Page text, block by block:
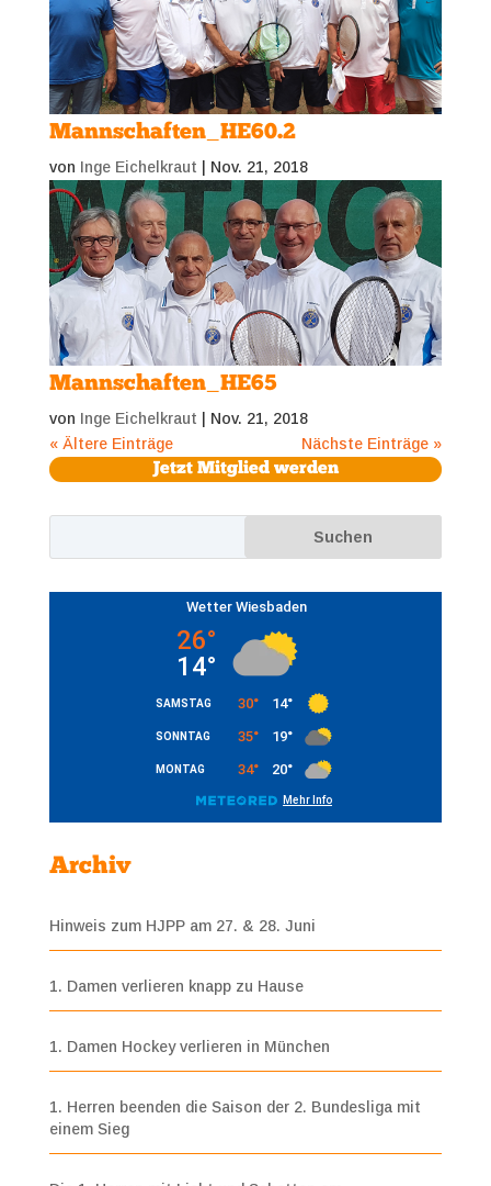
Mannschaften_HE60.2
von Inge Eichelkraut Nov. 21, 2018
Mannschaften_HE65
von Inge Eichelkraut
Nov. 21, 2018
« Ältere Einträge
Nächste Einträge »
Jetzt Mitglied werden
Archiv
Hinweis zum HJPP am 27. & 28. Juni
1. Damen verlieren knapp zu Hause
1. Damen Hockey verlieren in München
1. Herren beenden die Saison der 2. Bundesliga mit
einem Sieg